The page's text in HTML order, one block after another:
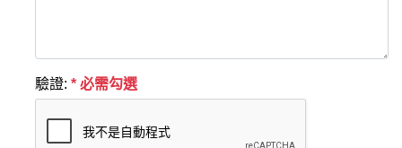
驗證: * 必需勾選